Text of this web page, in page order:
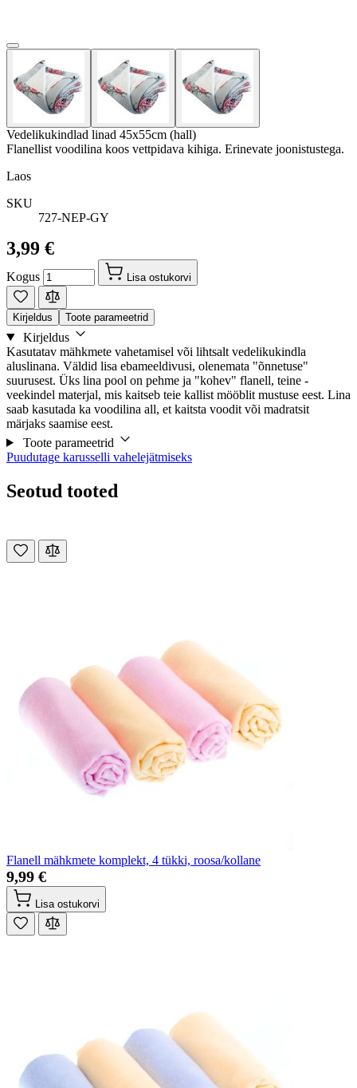
Vedelikukindlad linad 45x55cm (hall)
Flanellist voodilina koos vettpidava kihiga. Erinevate joonistustega.
Laos
SKU
727-NEP-GY
3,99 €
Kogus Lisa ostukorvi
Kirjeldus Toote parameetrid
Kirjeldus
Kasutatav mähkmete vahetamisel või lihtsalt vedelikukindla
aluslinana. Väldid lisa ebameeldivusi, olenemata "õnnetuse"
suurusest. Üks lina pool on pehme ja "kohev" flanell, teine -
veekindel materjal, mis kaitseb teie kallist mööblit mustuse eest. Lina
saab kasutada ka voodilina all, et kaitsta voodit või madratsit
märjaks saamise eest.
Toote parameetrid
Puudutage karusselli vahelejätmiseks
Seotud tooted
Flanell mähkmete komplekt, 4 tükki, roosa/kollane
9,99 €
Lisa ostukorvi